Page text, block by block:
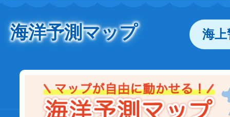
海洋予測マップ 海